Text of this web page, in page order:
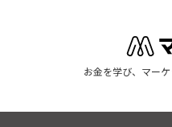
お金を学び、マー